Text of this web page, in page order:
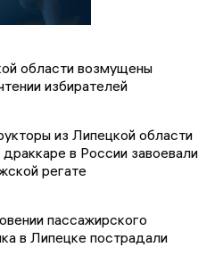
области возмущены
избирателей
из Липецкой области
в России завоевали
регате
пассажирского
в Липецке пострадали